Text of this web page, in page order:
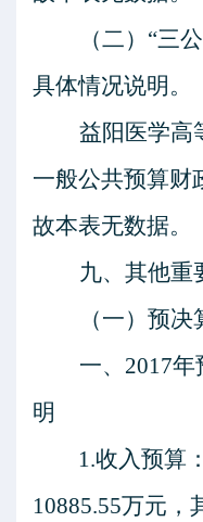
（二） “三
具体情况说明。
益阳医学高
一般公共预算财
故本表无数据。
九、其他重
（一）预
一、 2017
明
1.收入预算
10885.55万元，